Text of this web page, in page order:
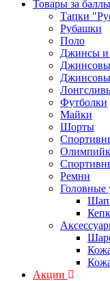
Товары за баллы
Тапки
Рубашки
Поло
Джинсы и
Футболки
Майки
Шорты
Ремни
Головные
Акции